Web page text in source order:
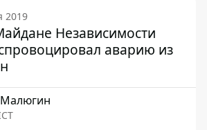
2019
Независимости
аварию из